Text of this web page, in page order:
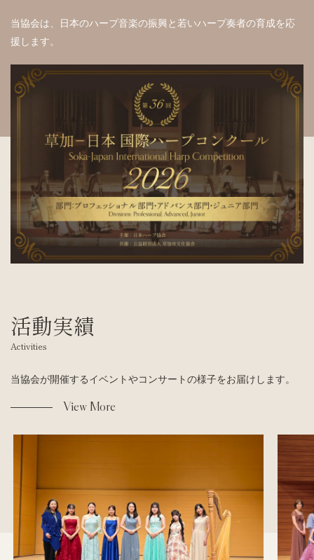
当協会は、日本のハープ音楽の振興と若いハープ奏者の育成を応
援します。
活動実績
Activities
当協会が開催するイベントやコンサートの様子をお届けします。
View More